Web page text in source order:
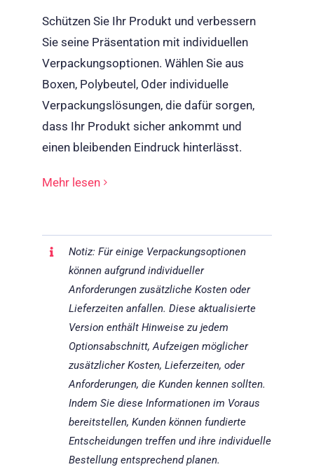
Schützen Sie Ihr Produkt und verbessern
Sie seine Präsentation mit individuellen
Verpackungsoptionen. Wählen Sie aus
Boxen, Polybeutel, Oder individuelle
Verpackungslösungen, die dafür sorgen,
dass Ihr Produkt sicher ankommt und
einen bleibenden Eindruck hinterlässt.
Mehr lesen
Notiz: Für einige Verpackungsoptionen
können aufgrund individueller
Anforderungen zusätzliche Kosten oder
Lieferzeiten anfallen. Diese aktualisierte
Version enthält Hinweise zu jedem
Optionsabschnitt, Aufzeigen möglicher
zusätzlicher Kosten, Lieferzeiten, oder
Anforderungen, die Kunden kennen sollten.
Indem Sie diese Informationen im Voraus
bereitstellen, Kunden können fundierte
Entscheidungen treffen und ihre individuelle
Bestellung entsprechend planen.